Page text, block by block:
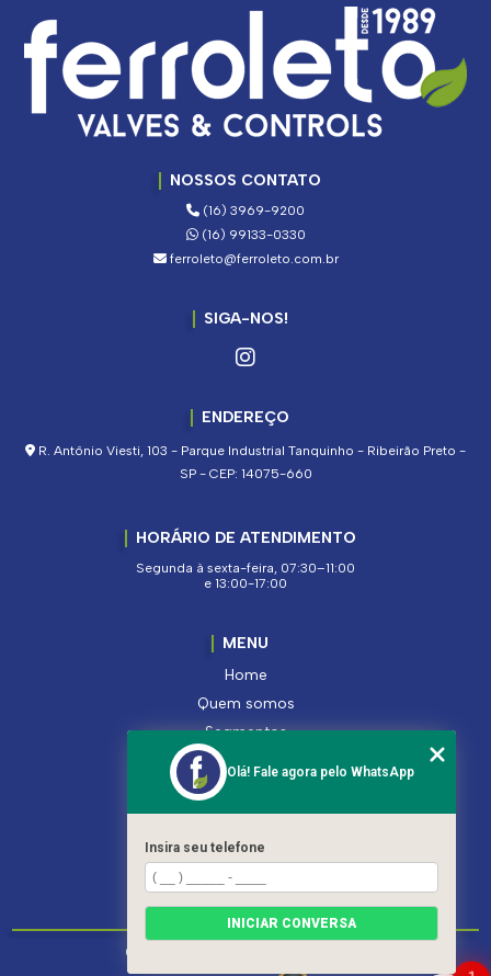
NOSSOS CONTATO
(16) 3969-9200
(16) 99133-0330
ferroleto@ferroleto.com.br
SIGA-NOS!
ENDEREÇO
R. Antônio Viesti, 103 - Parque Industrial Tanquinho - Ribeirão Preto -
SP - CEP: 14075-660
HORÁRIO DE ATENDIMENTO
Segunda à sexta-feira, 07:30–11:00
e 13:00-17:00
MENU
Home
Quem somos
Segmentos
Serviços
Produtos
Contato
Categorias
Mapa do site
Copyright © Ferroleto. (Lei 9610 de 19/02/1998)
Olá! Fale agora pelo WhatsApp
Insira seu telefone
INICIAR CONVERSA